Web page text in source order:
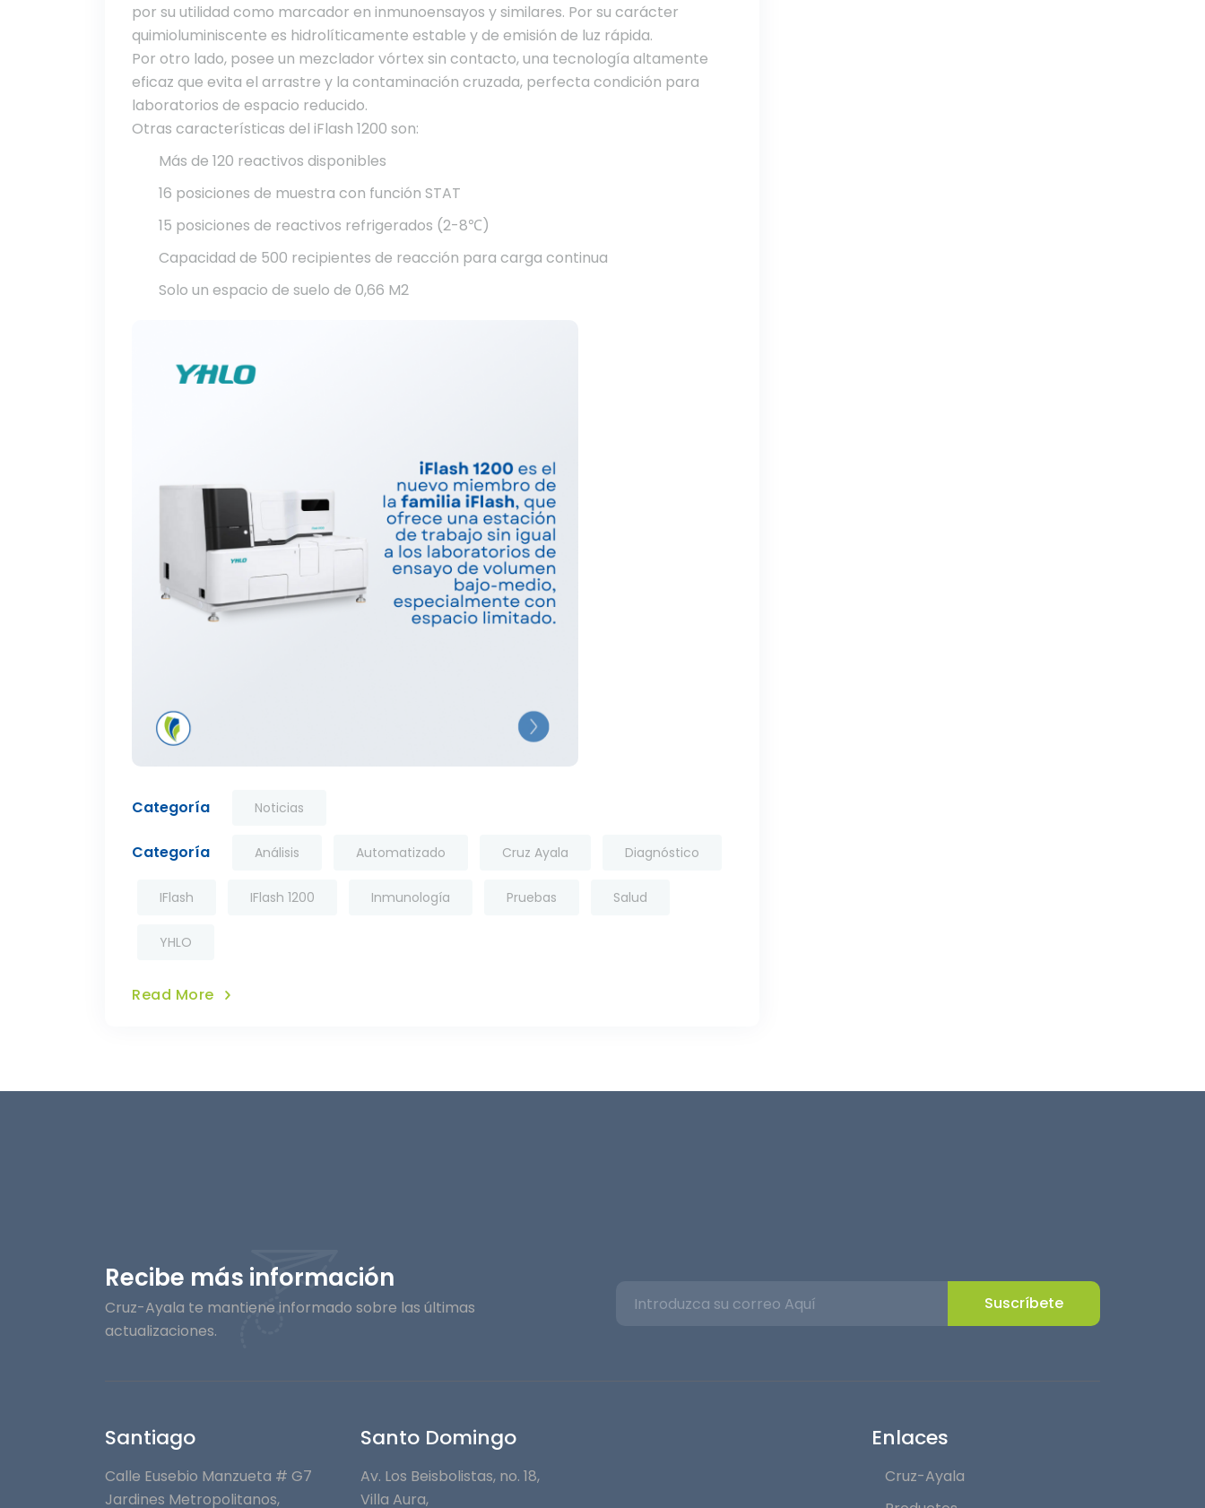
por su utilidad como marcador en inmunoensayos y similares. Por su carácter
quimioluminiscente es hidrolíticamente estable y de emisión de luz rápida.
Por otro lado, posee un mezclador vórtex sin contacto, una tecnología altamente
eficaz que evita el arrastre y la contaminación cruzada, perfecta condición para
laboratorios de espacio reducido.
Otras características del iFlash 1200 son:
Más de 120 reactivos disponibles
16 posiciones de muestra con función STAT
15 posiciones de reactivos refrigerados (2-8℃)
Capacidad de 500 recipientes de reacción para carga continua
Solo un espacio de suelo de 0,66 M2
Categoría Noticias
Categoría Análisis Automatizado Cruz Ayala Diagnóstico
IFlash IFlash 1200 Inmunología Pruebas Salud
YHLO
Read More
Recibe más información
Cruz-Ayala te mantiene informado sobre las últimas
actualizaciones.
Suscríbete
Santiago
Calle Eusebio Manzueta # G7
Jardines Metropolitanos⁣,
Santo Domingo
Av. Los Beisbolistas, no. 18,
Villa Aura,
Enlaces
Cruz-Ayala